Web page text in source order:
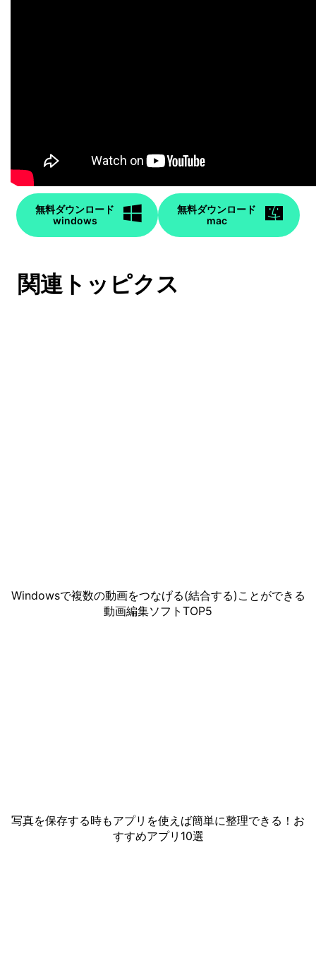
無料ダウンロード
windows
無料ダウンロード
mac
関連トッピクス
Windowsで複数の動画をつなげる(結合する)ことができる
動画編集ソフトTOP5
写真を保存する時もアプリを使えば簡単に整理できる！お
すすめアプリ10選